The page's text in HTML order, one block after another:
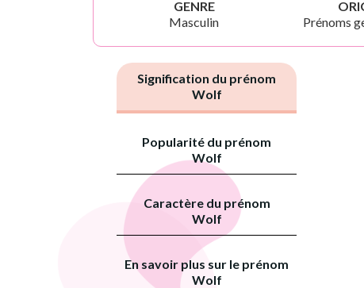
GENRE
Masculin
Prénoms
Signification du prénom
Wolf
Popularité du prénom
Wolf
Caractère du prénom
Wolf
En savoir plus sur le prénom
Wolf